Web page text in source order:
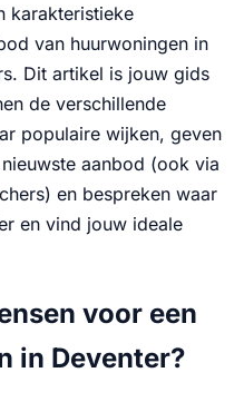
karakteristieke
van huurwoningen in
Dit artikel is jouw gids
de verschillende
populaire wijken, geven
aanbod (ook via
en bespreken waar
en vind jouw ideale
voor een
in Deventer?